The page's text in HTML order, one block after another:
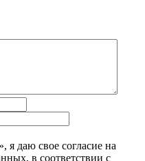
даю свое согласие на
в соответствии с